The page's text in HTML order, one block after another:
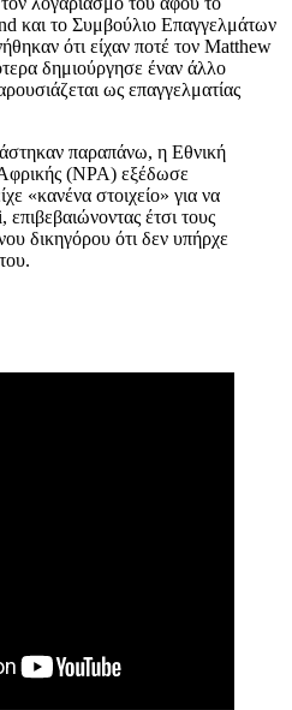
και το Συμβούλιο Επαγγελμάτων
ότι είχαν ποτέ τον Matthew
δημιούργησε έναν άλλο
ως επαγγελματίας
παραπάνω, η Εθνική
(NPA) εξέδωσε
«κανένα στοιχείο» για να
έτσι τους
δικηγόρου ότι δεν υπήρχε